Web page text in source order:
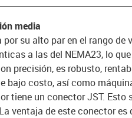
media
su alto par en el rango de
a las del NEMA23, lo
precisión, es robusto,
bajo costo, así como
tiene un conector JST. Esto
ventaja de este conector es